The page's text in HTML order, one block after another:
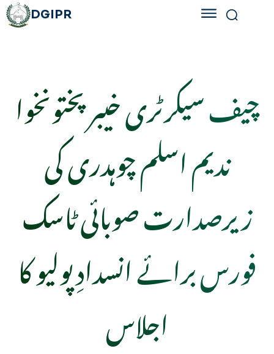
DGIPR
چیف سیکرٹری خیبرپختونخوا
ندیم اسلم چوہدری کی
زیرصدارت صوبائی ٹاسک
فورس برائے انسدادِ پولیو کا
اجلاس